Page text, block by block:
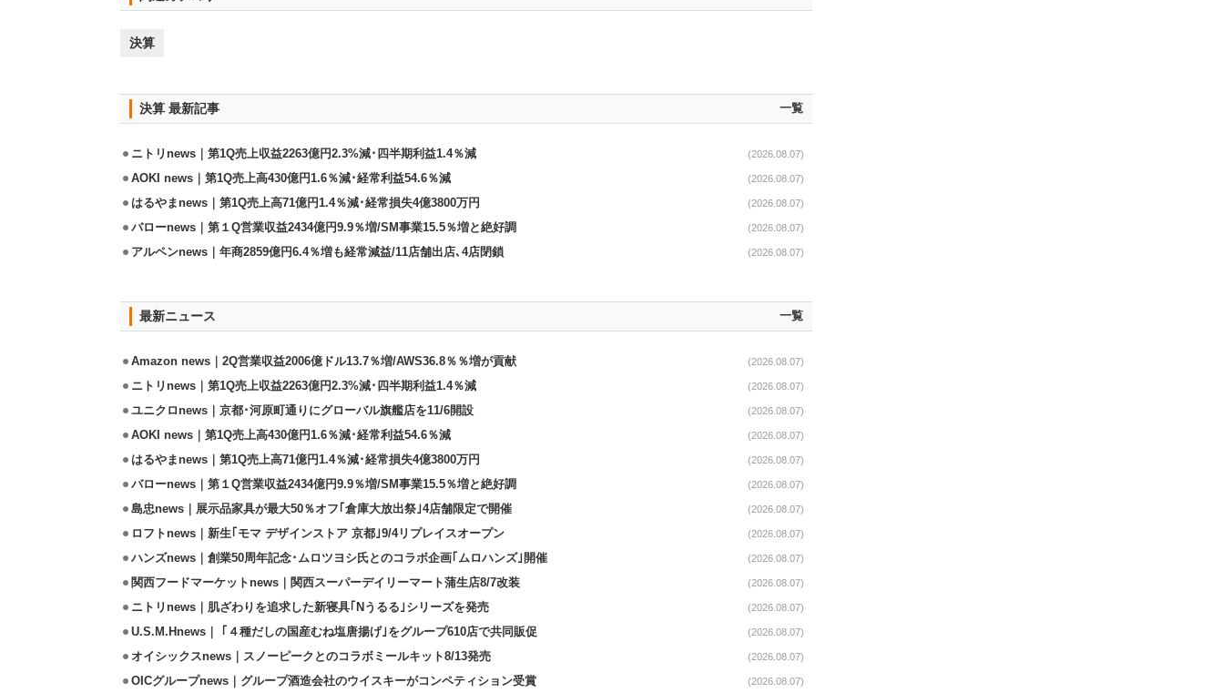
決算
決算 最新記事 一覧
ニトリnews｜第1Q売上収益2263億円2.3%減･四半期利益1.4％減 (2026.08.07)
AOKI news｜第1Q売上高430億円1.6％減･経常利益54.6％減 (2026.08.07)
はるやまnews｜第1Q売上高71億円1.4％減･経常損失4億3800万円 (2026.08.07)
バローnews｜第１Q営業収益2434億円9.9％増/SM事業15.5％増と絶好調 (2026.08.07)
アルペンnews｜年商2859億円6.4％増も経常減益/11店舗出店､4店閉鎖 (2026.08.07)
最新ニュース 一覧
Amazon news｜2Q営業収益2006億ドル13.7％増/AWS36.8％％増が貢献 (2026.08.07)
ニトリnews｜第1Q売上収益2263億円2.3%減･四半期利益1.4％減 (2026.08.07)
ユニクロnews｜京都･河原町通りにグローバル旗艦店を11/6開設 (2026.08.07)
AOKI news｜第1Q売上高430億円1.6％減･経常利益54.6％減 (2026.08.07)
はるやまnews｜第1Q売上高71億円1.4％減･経常損失4億3800万円 (2026.08.07)
バローnews｜第１Q営業収益2434億円9.9％増/SM事業15.5％増と絶好調 (2026.08.07)
島忠news｜展示品家具が最大50％オフ｢倉庫大放出祭｣4店舗限定で開催 (2026.08.07)
ロフトnews｜新生｢モマ デザインストア 京都｣9/4リプレイスオープン (2026.08.07)
ハンズnews｜創業50周年記念･ムロツヨシ氏とのコラボ企画｢ムロハンズ｣開催 (2026.08.07)
関西フードマーケットnews｜関西スーパーデイリーマート蒲生店8/7改装 (2026.08.07)
ニトリnews｜肌ざわりを追求した新寝具｢Nうるる｣シリーズを発売 (2026.08.07)
U.S.M.Hnews｜ ｢４種だしの国産むね塩唐揚げ｣をグループ610店で共同販促 (2026.08.07)
オイシックスnews｜スノーピークとのコラボミールキット8/13発売 (2026.08.07)
OICグループnews｜グループ酒造会社のウイスキーがコンペティション受賞 (2026.08.07)